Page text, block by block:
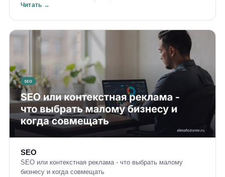
Читать →
SEO
SEO или контекстная реклама - что выбрать малому
бизнесу и когда совмещать